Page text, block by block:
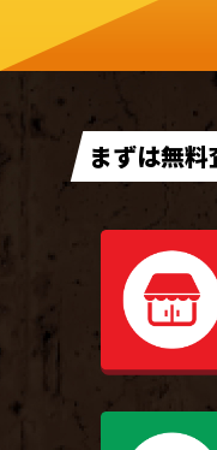
まずは無